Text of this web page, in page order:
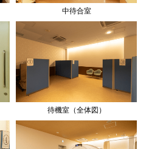
中待合室
待機室（全体図）